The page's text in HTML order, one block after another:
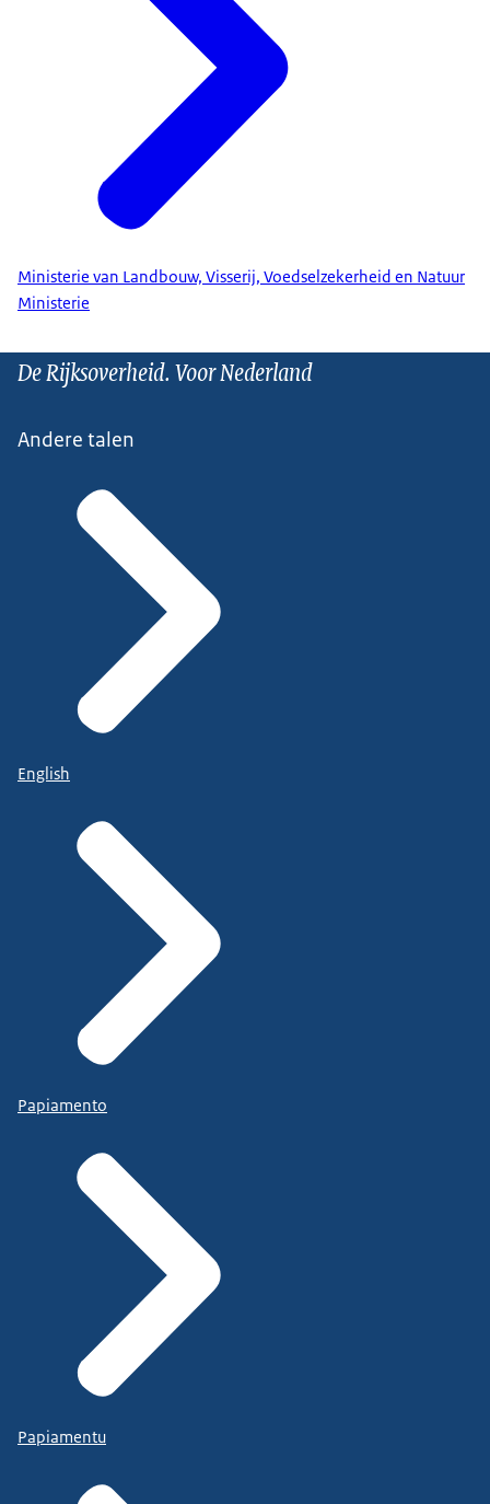
Ministerie van Landbouw, Visserij, Voedselzekerheid en Natuur
Ministerie
De Rijksoverheid. Voor Nederland
Andere talen
English
Papiamento
Papiamentu